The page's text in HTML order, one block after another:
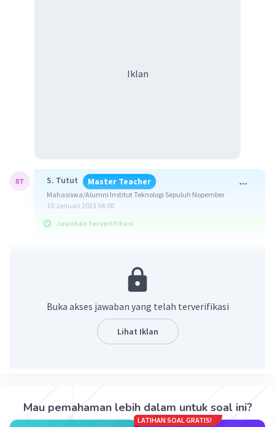
Iklan
S. Tutut Master Teacher
Mahasiswa/Alumni Institut Teknologi Sepuluh Nopember
10 Januari 2023 04:00
Jawaban terverifikasi
Urutan modulus young dari terbesar ?
material untuk mengalami perubahan bentuk
Buka akses jawaban yang telah terverifikasi
Lihat Iklan
Mau pemahaman lebih dalam untuk soal ini?
LATIHAN SOAL GRATIS!